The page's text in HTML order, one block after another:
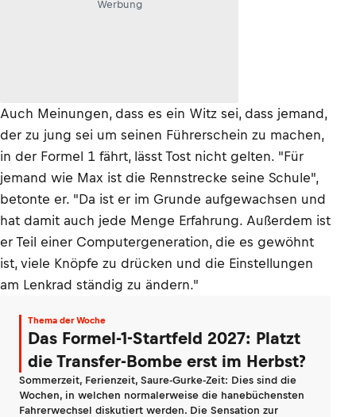
Werbung
Auch Meinungen, dass es ein Witz sei, dass jemand,
der zu jung sei um seinen Führerschein zu machen,
in der Formel 1 fährt, lässt Tost nicht gelten. "Für
jemand wie Max ist die Rennstrecke seine Schule",
betonte er. "Da ist er im Grunde aufgewachsen und
hat damit auch jede Menge Erfahrung. Außerdem ist
er Teil einer Computergeneration, die es gewöhnt
ist, viele Knöpfe zu drücken und die Einstellungen
am Lenkrad ständig zu ändern."
Thema der Woche
Das Formel-1-Startfeld 2027: Platzt
die Transfer-Bombe erst im Herbst?
Sommerzeit, Ferienzeit, Saure-Gurke-Zeit: Dies sind die
Wochen, in welchen normalerweise die hanebüchensten
Fahrerwechsel diskutiert werden. Die Sensation zur